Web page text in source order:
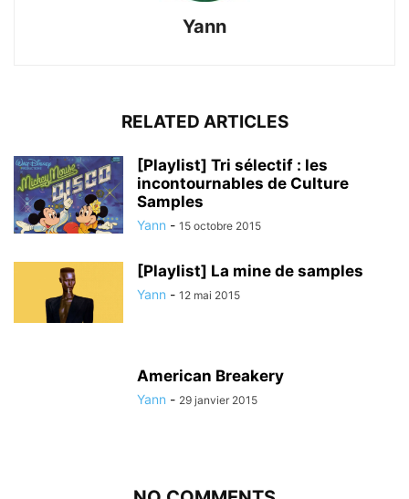
Yann
RELATED ARTICLES
[Playlist] Tri sélectif : les
incontournables de Culture
Samples
Yann - 15 octobre 2015
[Playlist] La mine de samples
Yann - 12 mai 2015
American Breakery
Yann - 29 janvier 2015